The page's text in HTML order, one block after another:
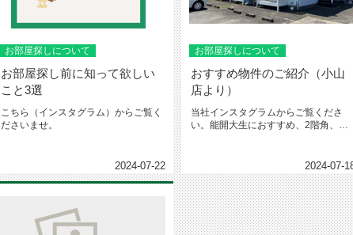
お部屋探しについて
お部屋探し前に知って欲しい
こと3選
こちら（インスタグラム）からご覧く
ださいませ。
2024-07-22
お部屋探しについて
おすすめ物件のご紹介（小山
店より）
当社インスタグラムからご覧くださ
い。能開大生におすすめ、2階角、バ
2024-07-